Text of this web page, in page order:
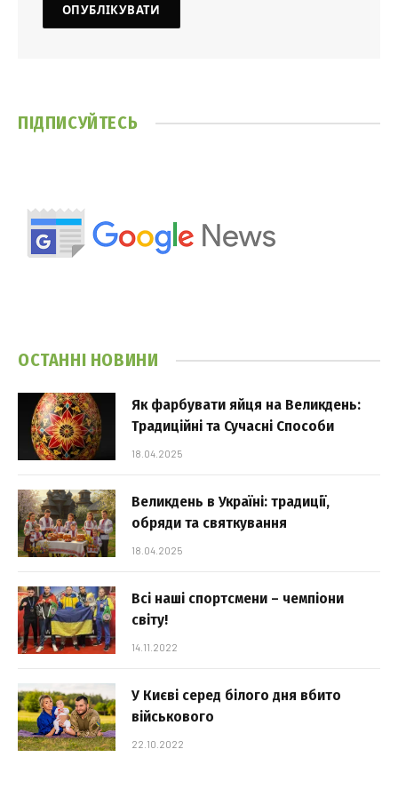
ПІДПИСУЙТЕСЬ
ОСТАННІ НОВИНИ
Як фарбувати яйця на Великдень:
Традиційні та Сучасні Способи
18.04.2025
Великдень в Україні: традиції,
обряди та святкування
18.04.2025
Всі наші спортсмени – чемпіони
світу!
14.11.2022
У Києві серед білого дня вбито
військового
22.10.2022